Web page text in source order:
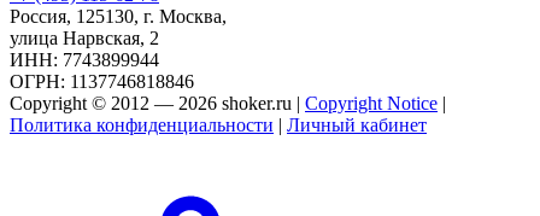
Россия, 125130, г. Москва,
улица Нарвская, 2
ИНН: 7743899944
ОГРН: 1137746818846
Copyright © 2012 — 2026 shoker.ru | Copyright Notice |
Политика конфиденциальности | Личный кабинет